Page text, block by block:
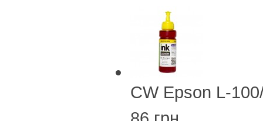
CW Epson L-